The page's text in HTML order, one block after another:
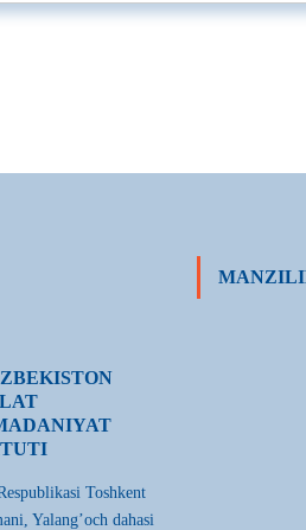
Toshkent
Yalang’och dahasi